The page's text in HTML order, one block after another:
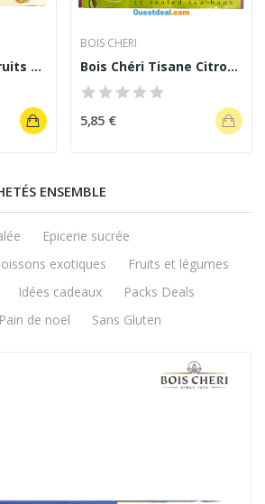
Thé Bois Chéri - Fruits exotique Ile Maurice
BOIS CHERI
Bois Chéri Tisane Citronnelle - 25 sachets
5,85 €
ENSEMBLE
Epicerie sucrée
exotiques
Fruits et légumes
Idées cadeaux
Packs Deals
Pain de noël Sans Gluten